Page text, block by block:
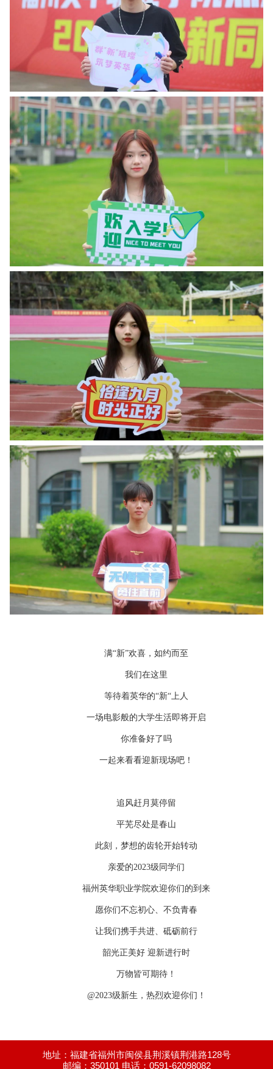
满“新”欢喜，如约而至
我们在这里
等待着英华的“新“上人
一场电影般的大学生活即将开启
你准备好了吗
一起来看看迎新现场吧！
追风赶月莫停留
平芜尽处是春山
此刻，梦想的齿轮开始转动
亲爱的2023级同学们
福州英华职业学院欢迎你们的到来
愿你们不忘初心、不负青春
让我们携手共进、砥砺前行
韶光正美好 迎新进行时
万物皆可期待！
@2023级新生，热烈欢迎你们！
地址：福建省福州市闽侯县荆溪镇荆港路128号
邮编：350101 电话：0591-62098082